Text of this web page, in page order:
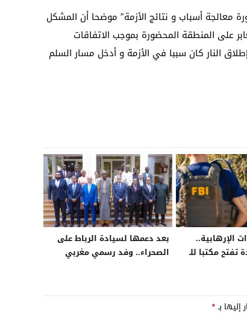
معالجة أسباب و نتائج الأزمة” موضحا أن المشكل
على المنطقة المحضورة بموجب الاتفاقات
النار كان سببا في الأزمة و أدخل مسار السلم
الإرهابية..
تفتح مكتبا للـ
بعد دعمها لسيادة الرباط على
الصحراء.. وفد رسمي مغربي
إليها بـ*